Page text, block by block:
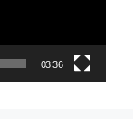
03:36